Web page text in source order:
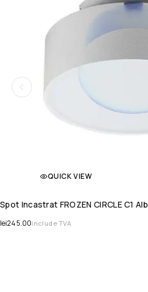
QUICK VIEW
Spot Incastrat FROZEN CIRCLE C1 Alb
lei245.00include TVA